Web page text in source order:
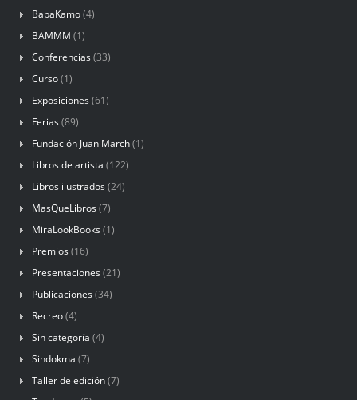
BabaKamo(4)
BAMMM (1)
Conferencias (33)
Curso(1)
Exposiciones (61)
Ferias (89)
Fundación Juan March(1)
Libros de artista (122)
Libros ilustrados (24)
MasQueLibros (7)
MiraLookBooks (1)
Premios (16)
Presentaciones (21)
Publicaciones (34)
Recreo(4)
Sin categoría (4)
Sindokma (7)
Taller de edición(7)